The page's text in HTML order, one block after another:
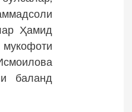
Ҳамид
баланд